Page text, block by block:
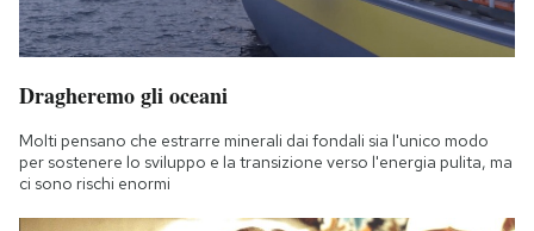
Dragheremo gli oceani
Molti pensano che estrarre minerali dai fondali sia l'unico modo
per sostenere lo sviluppo e la transizione verso l'energia pulita, ma
ci sono rischi enormi